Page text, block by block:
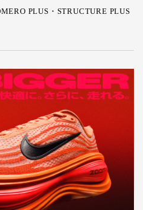
PLUS・STRUCTURE PLUS